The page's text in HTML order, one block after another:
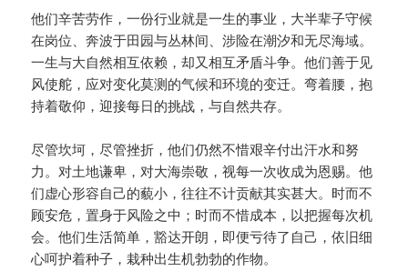
他们辛苦劳作，一份行业就是一生的事业，大半辈子守候
在岗位、奔波于田园与丛林间、涉险在潮汐和无尽海域。
一生与大自然相互依赖，却又相互矛盾斗争。他们善于见
风使舵，应对变化莫测的气候和环境的变迁。弯着腰，抱
持着敬仰，迎接每日的挑战，与自然共存。
尽管坎坷，尽管挫折，他们仍然不惜艰辛付出汗水和努
力。对土地谦卑，对大海崇敬，视每一次收成为恩赐。他
们虚心形容自己的藐小，往往不计贡献其实甚大。时而不
顾安危，置身于风险之中；时而不惜成本，以把握每次机
会。他们生活简单，豁达开朗，即便亏待了自己，依旧细
心呵护着种子，栽种出生机勃勃的作物。